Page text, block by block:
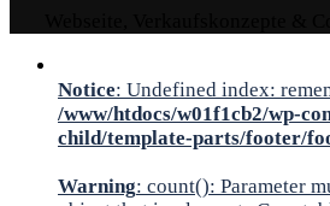
Notice: Undefined index:
/www/htdocs/w01f1cb2/wp-
child/template-parts/footer/
Warning: count(): Parameter